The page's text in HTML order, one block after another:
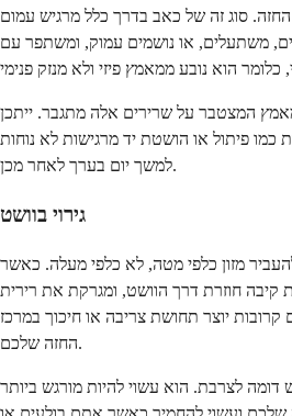
סוג זה של כאב בדרך כלל מרגיש עמום
משתעלים, או נושמים עמוק, ומשתפר עם
המצטבר על שרירים אלה מתגבר. ייתכן
כמו פיתול או הושטת יד מרגישות לא נוחות
למשך יום בערך לאחר מכן.
גירוי בוושט
מזון כלפי מטה, לא כלפי מעלה. כאשר
חוזרת דרך הוושט, ומגרקת את רירית
קרובות יוצר תחושת צריבה או חיכוך במרכז
החזה שלכם.
דומה לצרבת. הוא עשוי להיות מורגש ביותר